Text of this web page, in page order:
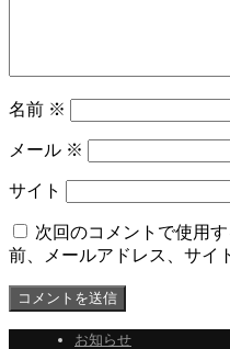
名前 ※
メール ※
サイト
次回のコメントで使用
前、メールアドレス、サイ
お知らせ